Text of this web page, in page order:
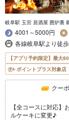
岐阜駅 玉宮 居酒屋 囲炉裏
4001～5000円
各線岐阜駅より徒
【アプリ予約限定】最大
ポイントプラス対象店
クー
【全コースに対応
ルケーキに変更♪